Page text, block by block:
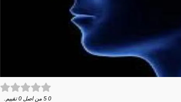
0
5 من اصل 0 تقييم.